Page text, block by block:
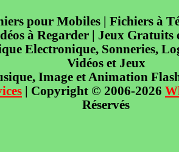
pour Mobiles | Fichiers à
à Regarder | Jeux Gratuits
Electronique, Sonneries,
Vidéos et Jeux
Image et Animation
| Copyright © 2006-2026
Réservés